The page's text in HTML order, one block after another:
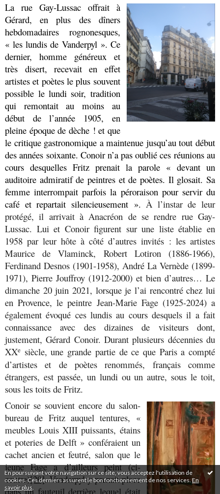
En poursuivant votre navigation sur ce site, vous acceptez l'utilisation de
cookies. Ces derniers assurent le bon fonctionnement de nos services.En
savoir plus
La rue Gay-Lussac offrait à
Gérard, en plus des dîners
hebdomadaires rognonesques,
« les lundis de Vanderpyl ». Ce
dernier, homme généreux et
très disert, recevait en effet
artistes et poètes le plus souvent
possible le lundi soir, tradition
qui remontait au moins au
début de l’année 1905, en
pleine époque de dèche ! et que
le critique gastronomique a maintenue jusqu’au tout début
des années soixante. Conoir n’a pas oublié ces réunions au
cours desquelles Fritz prenait la parole « devant un
auditoire admiratif de peintres et de poètes. Il glosait. Sa
femme interrompait parfois la péroraison pour servir du
café et repartait silencieusement ». À l’instar de leur
protégé, il arrivait à Anacréon de se rendre rue Gay-
Lussac. Lui et Conoir figurent sur une liste établie en
1958 par leur hôte à côté d’autres invités : les artistes
Maurice de Vlaminck, Robert Lotiron (1886-1966),
Ferdinand Desnos (1901-1958), André La Vernède (1899-
1971), Pierre Jouffroy (1912-2000) et bien d’autres… Le
dimanche 20 juin 2021, lorsque je l’ai rencontré chez lui
en Provence, le peintre Jean-Marie Fage (1925-2024) a
également évoqué ces lundis au cours desquels il a fait
connaissance avec des dizaines de visiteurs dont,
justement, Gérard Conoir. Durant plusieurs décennies du
XXe siècle, une grande partie de ce que Paris a compté
d’artistes et de poètes renommés, français comme
étrangers, est passée, un lundi ou un autre, sous le toit,
sous les toits de Fritz.
Conoir se souvient encore du salon-
bureau de Fritz auquel tentures, «
meubles Louis XIII puissants, étains
et poteries de Delft » conféraient un
cachet ancien et feutré, salon que le
jeune Fage a d’ailleurs peint (ci-
contre)[29]. Vanderpyl y prenait place
dans un fauteuil derrière lequel était